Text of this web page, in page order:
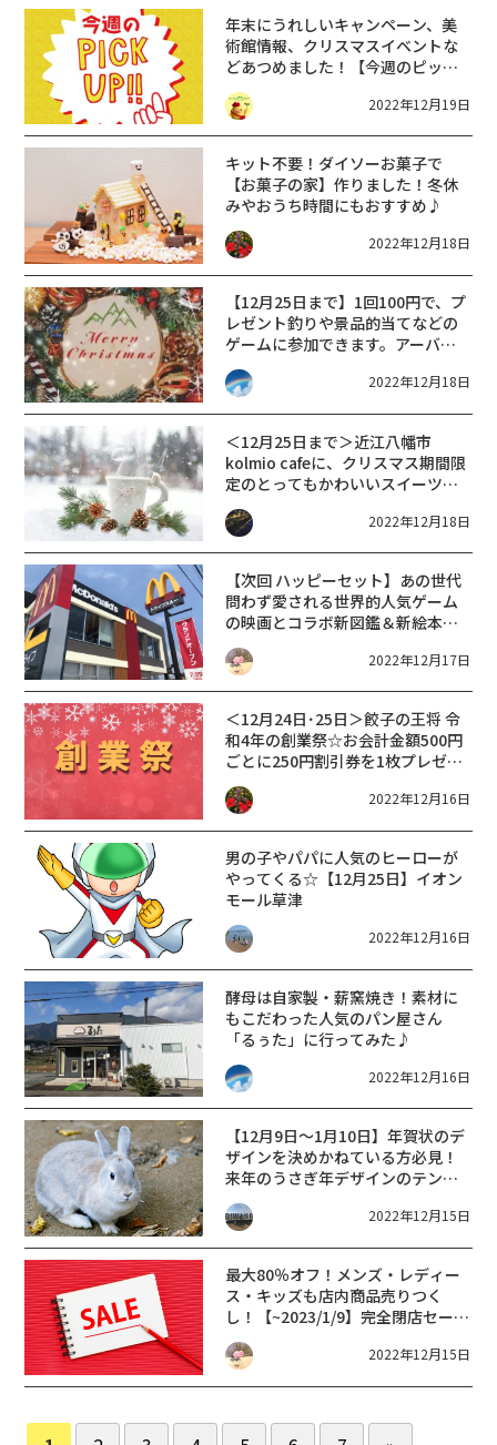
年末にうれしいキャンペーン、美
術館情報、クリスマスイベントな
どあつめました！【今週のピック
アップ・月曜更新】
2022年12月19日
キット不要！ダイソーお菓子で
【お菓子の家】作りました！冬休
みやおうち時間にもおすすめ♪
2022年12月18日
【12月25日まで】1回100円で、プ
レゼント釣りや景品的当てなどの
ゲームに参加できます。アーバン
ホテル草津でクリスマスパーティ
ーが開催中！
2022年12月18日
＜12月25日まで＞近江八幡市
kolmio cafeに、クリスマス期間限
定のとってもかわいいスイーツが
登場していますよ♪
2022年12月18日
【次回 ハッピーセット】あの世代
問わず愛される世界的人気ゲーム
の映画とコラボ新図鑑＆新絵本も
【12/23(金)～】週末プレゼントも
【マクドナルド】
2022年12月17日
＜12月24日･25日＞餃子の王将 令
和4年の創業祭☆お会計金額500円
ごとに250円割引券を1枚プレゼン
ト！
2022年12月16日
男の子やパパに人気のヒーローが
やってくる☆【12月25日】イオン
モール草津
2022年12月16日
酵母は自家製・薪窯焼き！素材に
もこだわった人気のパン屋さん
「るぅた」に行ってみた♪
2022年12月16日
【12月9日～1月10日】年賀状のデ
ザインを決めかねている方必見！
来年のうさぎ年デザインのテンプ
レート配信されています【京都市
動物園】
2022年12月15日
最大80％オフ！メンズ・レディー
ス・キッズも店内商品売りつく
し！【~2023/1/9】完全閉店セール
開催!【マックハウス オーミー大
津テラス店】
2022年12月15日